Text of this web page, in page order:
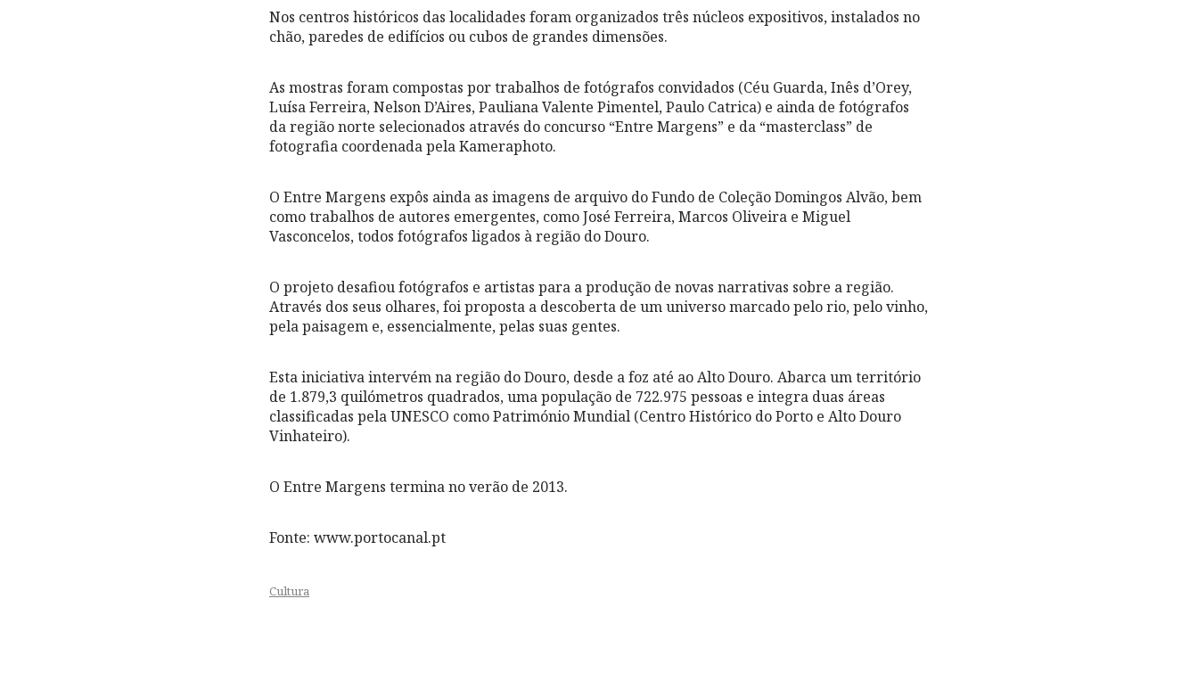
Nos centros históricos das localidades foram organizados três núcleos expositivos, instalados no
chão, paredes de edifícios ou cubos de grandes dimensões.
As mostras foram compostas por trabalhos de fotógrafos convidados (Céu Guarda, Inês d’Orey,
Luísa Ferreira, Nelson D’Aires, Pauliana Valente Pimentel, Paulo Catrica) e ainda de fotógrafos
da região norte selecionados através do concurso “Entre Margens” e da “masterclass” de
fotografia coordenada pela Kameraphoto.
O Entre Margens expôs ainda as imagens de arquivo do Fundo de Coleção Domingos Alvão, bem
como trabalhos de autores emergentes, como José Ferreira, Marcos Oliveira e Miguel
Vasconcelos, todos fotógrafos ligados à região do Douro.
O projeto desafiou fotógrafos e artistas para a produção de novas narrativas sobre a região.
Através dos seus olhares, foi proposta a descoberta de um universo marcado pelo rio, pelo vinho,
pela paisagem e, essencialmente, pelas suas gentes.
Esta iniciativa intervém na região do Douro, desde a foz até ao Alto Douro. Abarca um território
de 1.879,3 quilómetros quadrados, uma população de 722.975 pessoas e integra duas áreas
classificadas pela UNESCO como Património Mundial (Centro Histórico do Porto e Alto Douro
Vinhateiro).
O Entre Margens termina no verão de 2013.
Fonte: www.portocanal.pt
Cultura